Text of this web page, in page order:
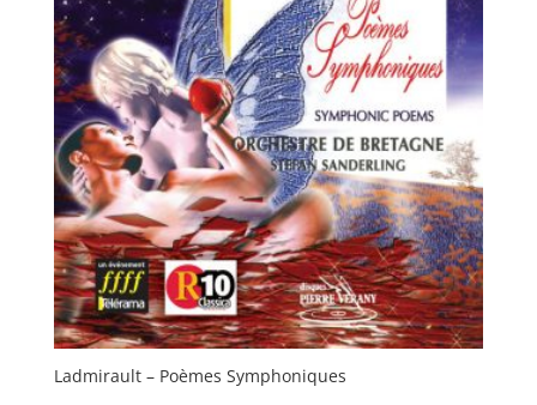
Ladmirault – Poèmes Symphoniques